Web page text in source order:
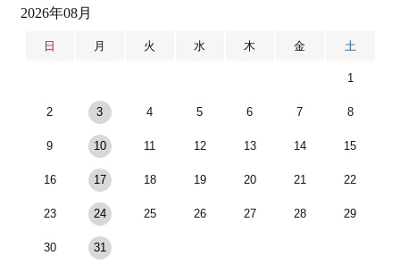
2026年08月
日 月 火 水 木 金 土
1
2 3 4 5 6 7 8
9 10 11 12 13 14 15
16 17 18 19 20 21 22
23 24 25 26 27 28 29
30 31